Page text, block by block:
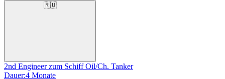
🇷🇺
2nd Engineer zum Schiff Oil/Ch. Tanker
Dauer:4 Monate